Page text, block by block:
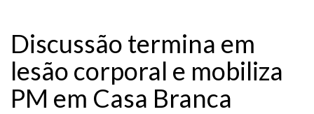
Discussão termina em
lesão corporal e mobiliza
PM em Casa Branca